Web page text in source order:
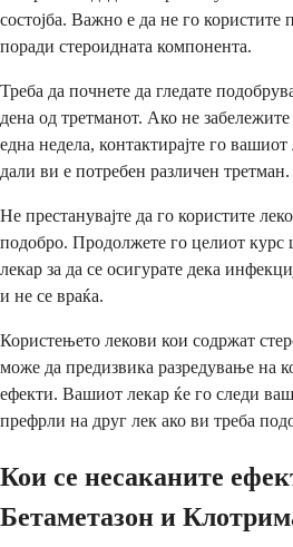
состојба. Важно е да не го
поради стероидната компонента.
Треба да почнете да гледате
дена од третманот. Ако не
една недела, контактирајте го вашиот
дали ви е потребен различен третман.
Не престанувајте да го користите
подобро. Продолжете го целиот
лекар за да се осигурате дека
и не се враќа.
Користењето лекови кои содржат
може да предизвика разредување на
ефекти. Вашиот лекар ќе го следи
префрли на друг лек ако ви треба
Кои се несаканите
Бетаметазон и